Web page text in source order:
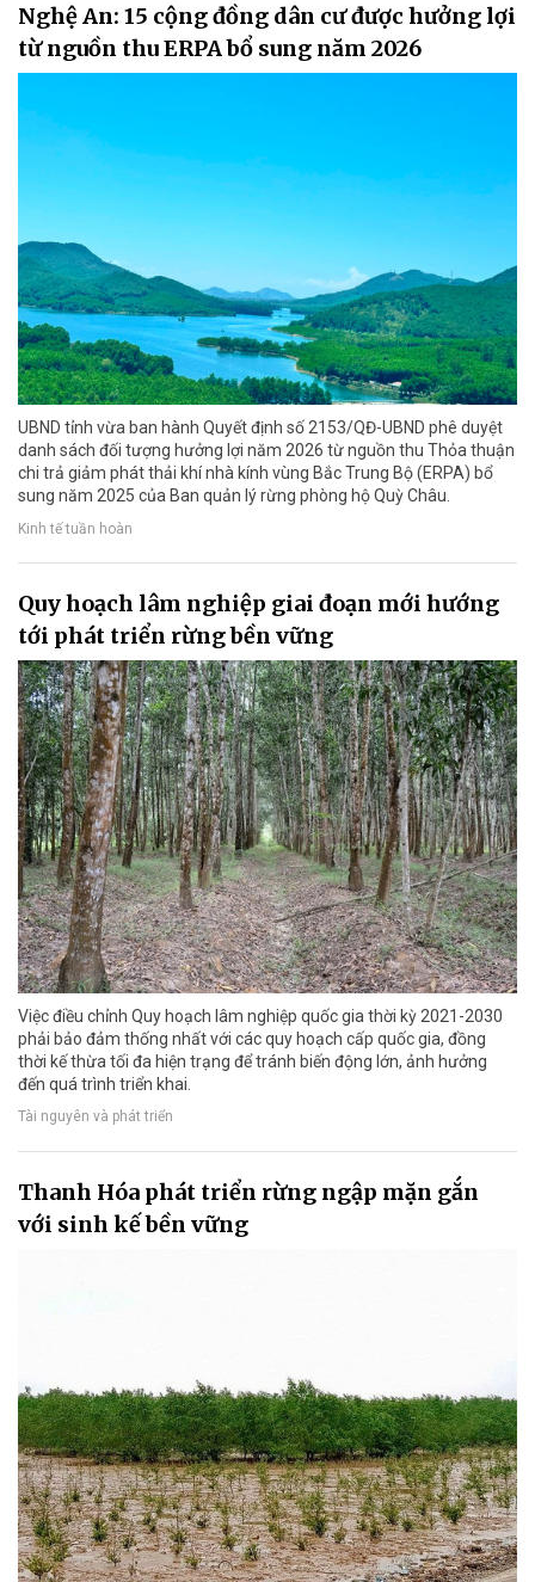
Nghệ An: 15 cộng đồng dân cư được hưởng lợi
từ nguồn thu ERPA bổ sung năm 2026
UBND tỉnh vừa ban hành Quyết định số 2153/QĐ-UBND phê duyệt
danh sách đối tượng hưởng lợi năm 2026 từ nguồn thu Thỏa thuận
chi trả giảm phát thải khí nhà kính vùng Bắc Trung Bộ (ERPA) bổ
sung năm 2025 của Ban quản lý rừng phòng hộ Quỳ Châu.
Kinh tế tuần hoàn
Quy hoạch lâm nghiệp giai đoạn mới hướng
tới phát triển rừng bền vững
Việc điều chỉnh Quy hoạch lâm nghiệp quốc gia thời kỳ 2021-2030
phải bảo đảm thống nhất với các quy hoạch cấp quốc gia, đồng
thời kế thừa tối đa hiện trạng để tránh biến động lớn, ảnh hưởng
đến quá trình triển khai.
Tài nguyên và phát triển
Thanh Hóa phát triển rừng ngập mặn gắn
với sinh kế bền vững